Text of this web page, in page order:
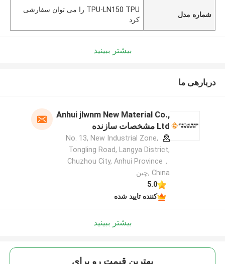
شماره مدل
TPU-LN150 TPU را می توان سفارشی
کرد
بیشتر ببینید
دربارهی ما
Anhui jlwnm New Material Co.,
Ltd مشخصات سازنده
No. 13, New Industrial Zone,
Tongling Road, Langya District,
Chuzhou City, Anhui Province，
China ,چین
5.0
کننده تایید شده
بیشتر ببینید
بهترين قيمت رو براي